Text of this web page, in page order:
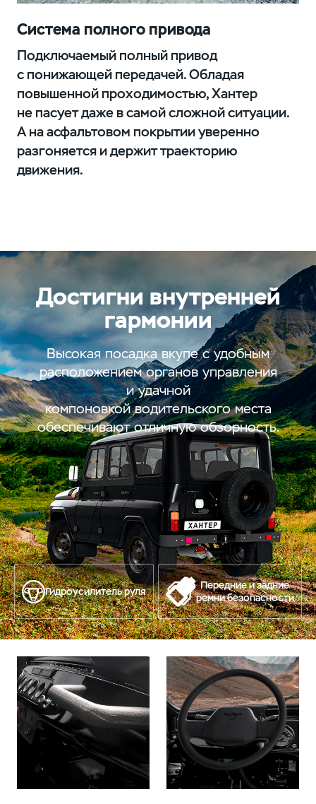
Система полного привода
Подключаемый полный привод
с понижающей передачей. Обладая
повышенной проходимостью, Хантер
не пасует даже в самой сложной ситуации.
А на асфальтовом покрытии уверенно
разгоняется и держит траекторию
движения.
Достигни внутренней
гармонии
Высокая посадка вкупе с удобным
расположением органов управления
и удачной
компоновкой водительского места
обеспечивают отличную обзорность.
Гидроусилитель руля
Передние и задние
ремни безопасности